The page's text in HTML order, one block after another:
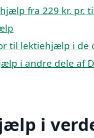
fra 229 kr. pr.
til lektiehjælp i de
i andre dele af
i